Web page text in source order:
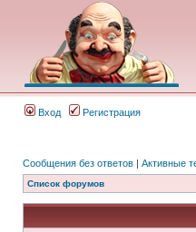
Вход Регистрация
Сообщения без ответов | Активные
Список форумов